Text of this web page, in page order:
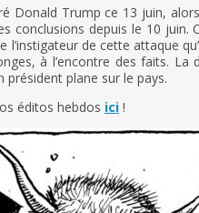
Donald Trump ce 13 juin,
conclusions depuis le 10
l’instigateur de cette attaque
à l’encontre des faits.
président plane sur le pays.
éditos hebdos ici !